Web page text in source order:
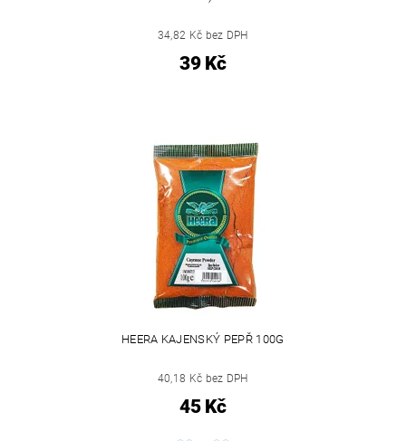
34,82 Kč bez DPH
39 Kč
HEERA KAJENSKÝ PEPŘ 100G
40,18 Kč bez DPH
45 Kč